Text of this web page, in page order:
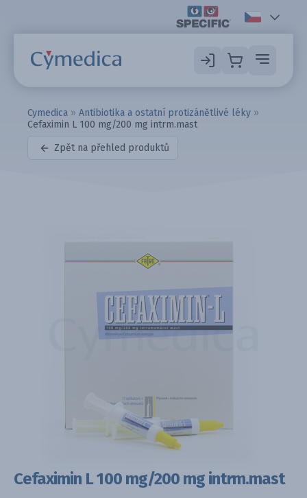
Cymedica » Antibiotika a ostatní protizánětlivé léky »
Cefaximin L 100 mg/200 mg intrm.mast
Zpět na přehled produktů
Cefaximin L 100 mg/200 mg intrm.mast